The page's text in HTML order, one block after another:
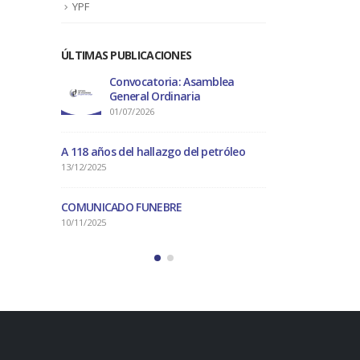
YPF
ÚLTIMAS PUBLICACIONES
Convocatoria: Asamblea
General Ordinaria
01/07/2026
A 118 años del hallazgo del petróleo
13/12/2025
COMUNICADO FUNEBRE
10/11/2025